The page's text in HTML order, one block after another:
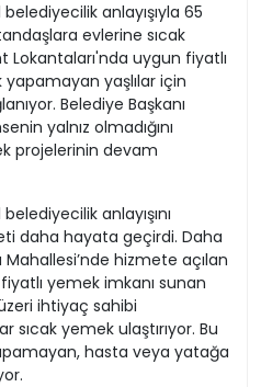
anlayışıyla 65
evlerine sıcak
Lokantaları'nda uygun fiyatlı
yaşlılar için
Belediye Başkanı
yalnız olmadığını
projelerinin devam
anlayışını
daha hayata geçirdi. Daha
hizmete açılan
yemek imkanı sunan
ihtiyaç sahibi
yemek ulaştırıyor. Bu
hasta veya yatağa